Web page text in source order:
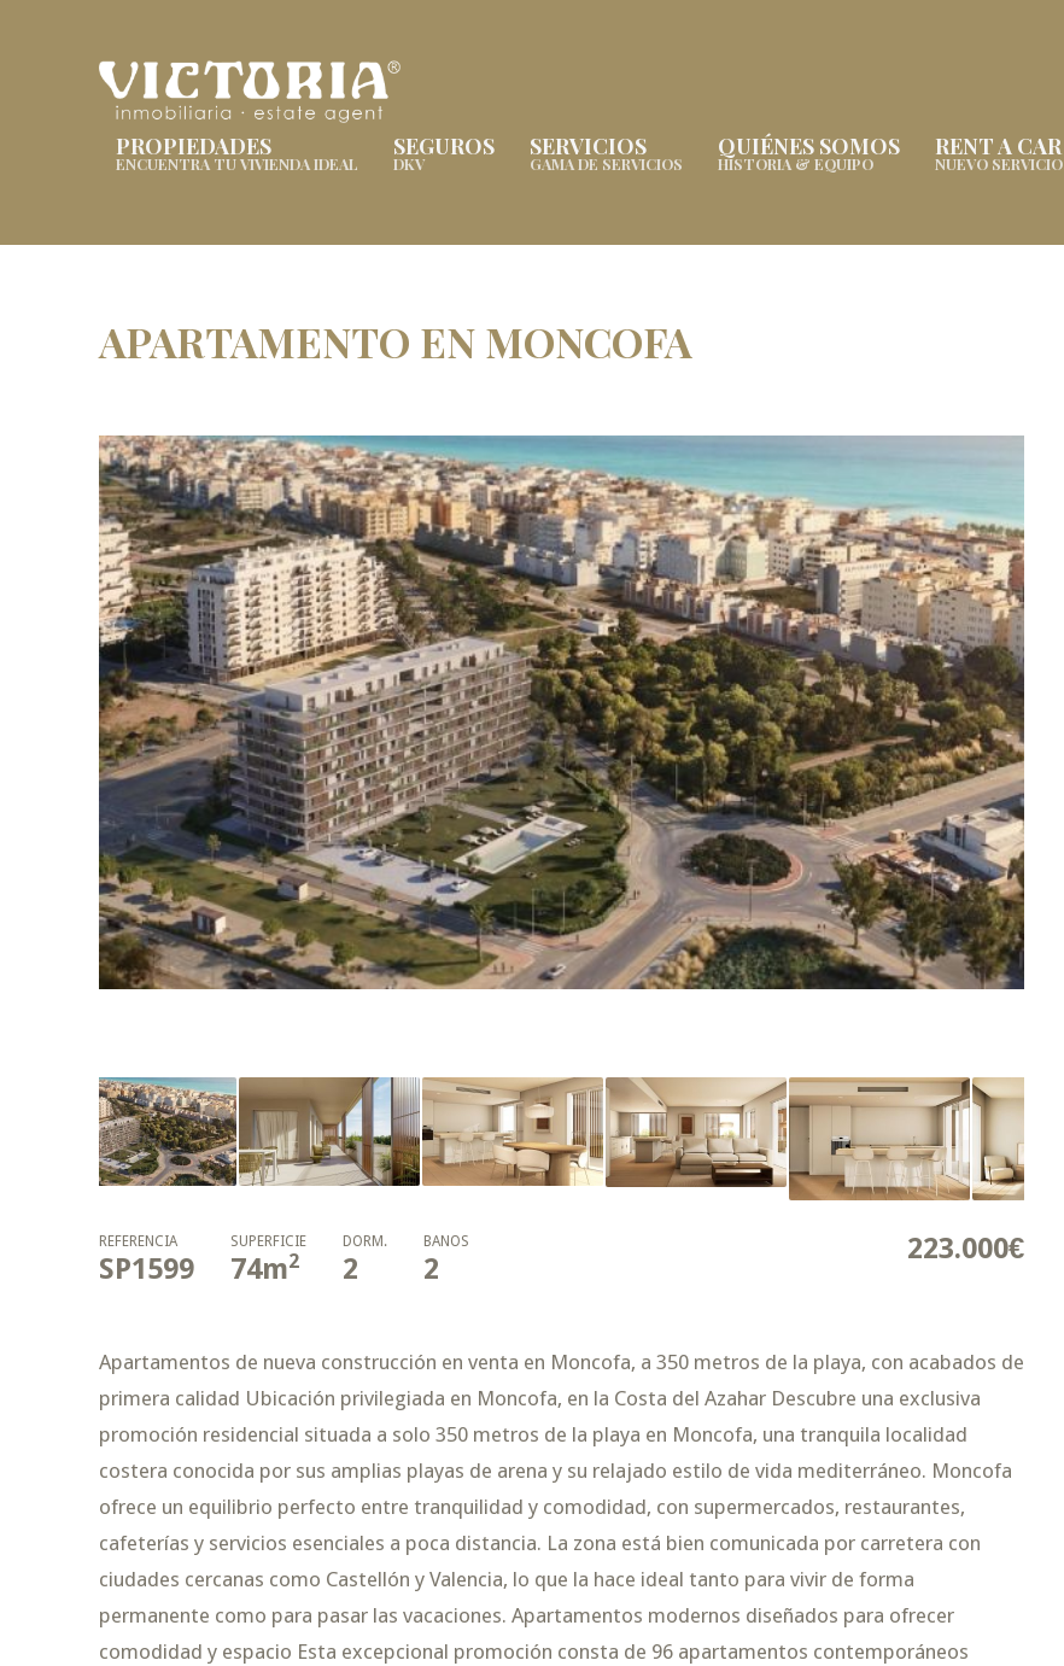
PROPIEDADES
ENCUENTRA TU VIVIENDA IDEAL
SEGUROS
DKV
SERVICIOS
GAMA DE SERVICIOS
QUIÉNES SOMOS
HISTORIA & EQUIPO
RENT A CAR
NUEVO SERVICIO
APARTAMENTO EN MONCOFA
223.000€
REFERENCIA
SP1599
SUPERFICIE
74m2
DORM.
2
BAÑOS
2
Apartamentos de nueva construcción en venta en Moncofa, a 350 metros de la playa, con acabados de
primera calidad Ubicación privilegiada en Moncofa, en la Costa del Azahar Descubre una exclusiva
promoción residencial situada a solo 350 metros de la playa en Moncofa, una tranquila localidad
costera conocida por sus amplias playas de arena y su relajado estilo de vida mediterráneo. Moncofa
ofrece un equilibrio perfecto entre tranquilidad y comodidad, con supermercados, restaurantes,
cafeterías y servicios esenciales a poca distancia. La zona está bien comunicada por carretera con
ciudades cercanas como Castellón y Valencia, lo que la hace ideal tanto para vivir de forma
permanente como para pasar las vacaciones. Apartamentos modernos diseñados para ofrecer
comodidad y espacio Esta excepcional promoción consta de 96 apartamentos contemporáneos